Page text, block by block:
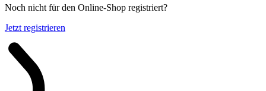
Noch nicht für den Online-Shop registriert?
Jetzt registrieren